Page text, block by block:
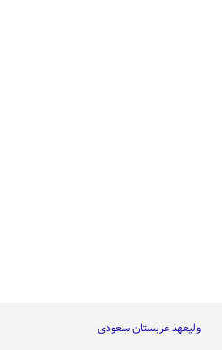
ولیعهد عربستان سعودی